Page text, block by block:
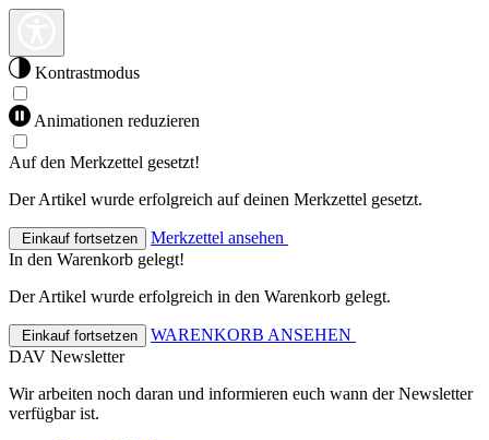
Kontrastmodus
Animationen reduzieren
Auf den Merkzettel gesetzt!
Der Artikel wurde erfolgreich auf deinen Merkzettel gesetzt.
Einkauf fortsetzen
Merkzettel ansehen
In den Warenkorb gelegt!
Der Artikel wurde erfolgreich in den Warenkorb gelegt.
Einkauf fortsetzen
WARENKORB ANSEHEN
DAV Newsletter
Wir arbeiten noch daran und informieren euch wann der Newsletter
verfügbar ist.